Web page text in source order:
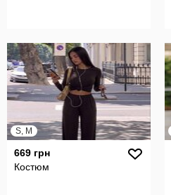
S, M
669 грн
Костюм